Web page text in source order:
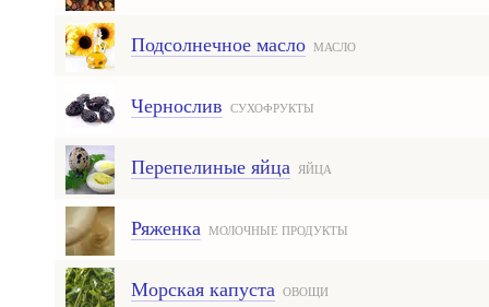
Подсолнечное масло МАСЛО
Чернослив СУХОФРУКТЫ
Перепелиные яйца ЯЙЦА
Ряженка МОЛОЧНЫЕ ПРОДУКТЫ
Морская капуста ОВОЩИ